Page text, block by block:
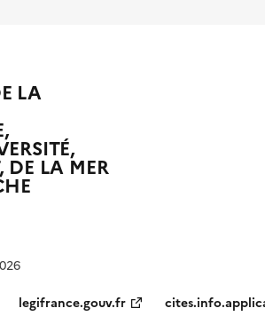
LA
DE LA MER
legifrance.gouv.fr